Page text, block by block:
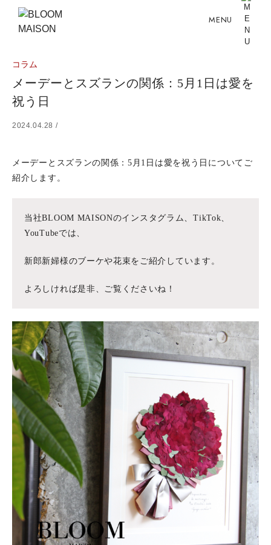
MENU
コラム
メーデーとスズランの関係：5月1日は愛を
祝う日
2024.04.28 /
メーデーとスズランの関係：5月1日は愛を祝う日についてご
紹介します。
当社BLOOM MAISONのインスタグラム、TikTok、
YouTubeでは、
新郎新婦様のブーケや花束をご紹介しています。
よろしければ是非、ご覧くださいね！